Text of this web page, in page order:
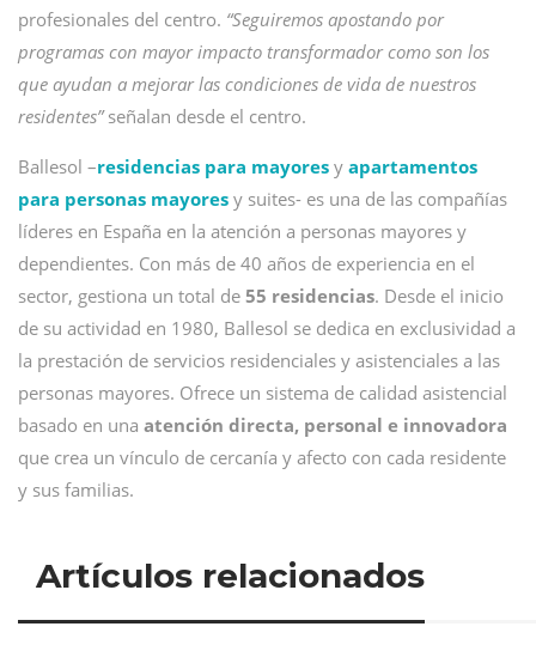
profesionales del centro. “Seguiremos apostando por
programas con mayor impacto transformador como son los
que ayudan a mejorar las condiciones de vida de nuestros
residentes”señalan desde el centro.
Ballesol –residencias para mayores y apartamentos
para personas mayores y suites- es una de las compañías
líderes en España en la atención a personas mayores y
dependientes. Con más de 40 años de experiencia en el
sector, gestiona un total de 55 residencias. Desde el inicio
de su actividad en 1980, Ballesol se dedica en exclusividad a
la prestación de servicios residenciales y asistenciales a las
personas mayores. Ofrece un sistema de calidad asistencial
basado en una atención directa, personal e innovadora
que crea un vínculo de cercanía y afecto con cada residente
y sus familias.
Artículos relacionados